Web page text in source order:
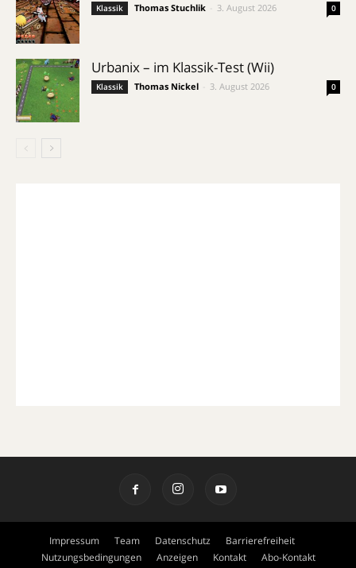
Klassik Thomas Stuchlik 3. August 2026 0
Urbanix – im Klassik-Test (Wii)
Klassik Thomas Nickel 3. August 2026 0
Impressum Team Datenschutz
Barrierefreiheit
Nutzungsbedingungen
Anzeigen Kontakt Abo-Kontakt